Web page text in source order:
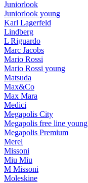
Juniorlook
Juniorlook young
Karl Lagerfeld
Lindberg
L Riguardo
Marc Jacobs
Mario Rossi
Mario Rossi young
Matsuda
Max&Co
Max Mara
Medici
Megapolis City
Megapolis free line young
Megapolis Premium
Merel
Missoni
Miu Miu
M Missoni
Moleskine